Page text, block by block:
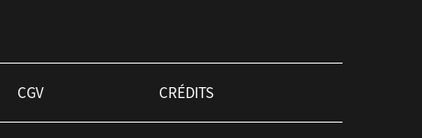
CGV CRÉDITS